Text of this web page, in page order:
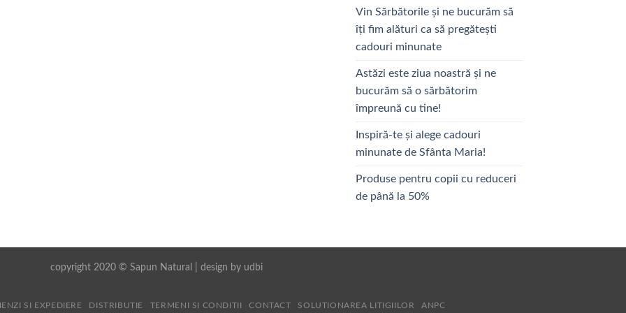
Vin Sărbătorile și ne bucurăm să
îți fim alături ca să pregătești
cadouri minunate
Astăzi este ziua noastră și ne
bucurăm să o sărbătorim
împreună cu tine!
Inspiră-te și alege cadouri
minunate de Sfânta Maria!
Produse pentru copii cu reduceri
de până la 50%
copyright 2020 © Sapun Natural | design by udbi
SI EXPEDIERE DISTRIBUTIE TERMENI SI CONDITII CONTACT SOLUTIONAREA LITIGIILOR ANPC